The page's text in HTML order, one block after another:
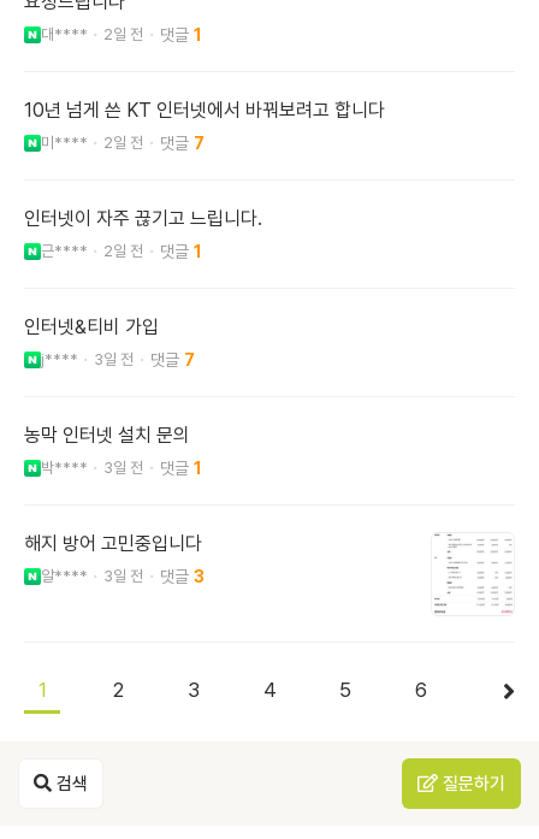
대**** 2일 전 1
10년 넘게 쓴 KT 인터넷에서 바꿔보려고 합니다
미**** 2일 전 7
인터넷이 자주 끊기고 느립니다.
근**** 2일 전 1
인터넷&티비 가입
j**** 3일 전 7
농막 인터넷 설치 문의
박**** 3일 전 1
해지 방어 고민중입니다
알**** 3일 전 3
1 2 3 4 5 6
검색 질문하기